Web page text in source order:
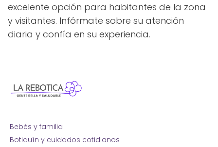
excelente opción para habitantes de la zona
y visitantes. Infórmate sobre su atención
diaria y confía en su experiencia.
Bebés y familia
Botiquín y cuidados cotidianos